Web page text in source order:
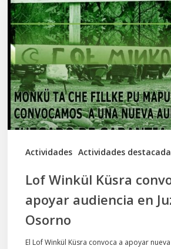
Actividades Actividades
Küsra
convoca
a
apoyar
audiencia
en
Juzgado
Lof Winkül Küsra
apoyar audiencia en
Osorno
El Lof Winkül Küsra convoca a apoyar